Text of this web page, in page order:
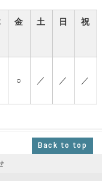
金 土 日 祝
○ ／ ／ ／
Back to top